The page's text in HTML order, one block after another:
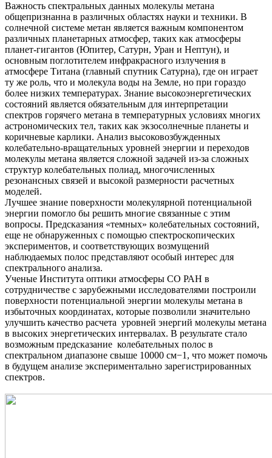
Важность спектральных данных молекулы метана
общепризнанна в различных областях науки и техники. В
солнечной системе метан является важным компонентом
различных планетарных атмосфер, таких как атмосферы
планет-гигантов (Юпитер, Сатурн, Уран и Нептун), и
основным поглотителем инфракрасного излучения в
атмосфере Титана (главный спутник Сатурна), где он играет
ту же роль, что и молекула воды на Земле, но при гораздо
более низких температурах. Знание высокоэнергетических
состояний является обязательным для интерпретации
спектров горячего метана в температурных условиях многих
астрономических тел, таких как экзосолнечные планеты и
коричневые карлики. Анализ высоковозбужденных
колебательно-вращательных уровней энергии и переходов
молекулы метана является сложной задачей из-за сложных
структур колебательных полиад, многочисленных
резонансных связей и высокой размерности расчетных
моделей.
Лучшее знание поверхности молекулярной потенциальной
энергии помогло бы решить многие связанные с этим
вопросы. Предсказания «темных» колебательных состояний,
еще не обнаруженных с помощью спектроскопических
экспериментов, и соответствующих возмущений
наблюдаемых полос представляют особый интерес для
спектрального анализа.
Ученые Института оптики атмосферы СО РАН в
сотрудничестве с зарубежными исследователями построили
поверхности потенциальной энергии молекулы метана в
избыточных координатах, которые позволили значительно
улучшить качество расчета уровней энергий молекулы метана
в высоких энергетических интервалах. В результате стало
возможным предсказание колебательных полос в
спектральном диапазоне свыше 10000 см−1, что может помочь
в будущем анализе экспериментально зарегистрированных
спектров.